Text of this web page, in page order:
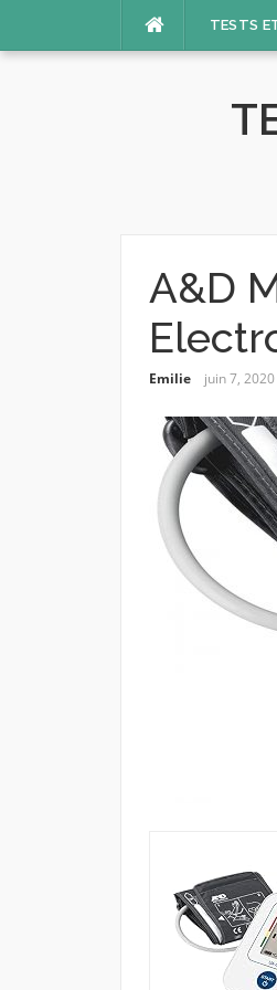
TESTS
A&D
Emilie juin 7, 2020